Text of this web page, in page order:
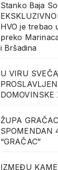
Stanko Baja
HVO je trebao
preko
i Bršadina
U VIRU
ŽUPA
SPOMENDAN
“GRAČAC”
IZMEĐU